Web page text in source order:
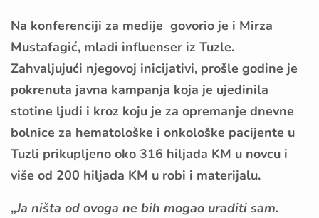
Na konferenciji za medije govorio je i Mirza
Mustafagić, mladi influenser iz Tuzle.
Zahvaljujući njegovoj inicijativi, prošle godine je
pokrenuta javna kampanja koja je ujedinila
stotine ljudi i kroz koju je za opremanje dnevne
bolnice za hematološke i onkološke pacijente u
Tuzli prikupljeno oko 316 hiljada KM u novcu i
više od 200 hiljada KM u robi i materijalu.
„Ja ništa od ovoga ne bih mogao uraditi sam.